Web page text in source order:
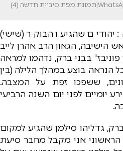
WhatsApp Image 2021-11-26 at 09.46.02|‏‏‫תמונת מפת ‫סיביות ‫חדשה (4)
יהודים שהגיעו הבוקר (שישי)
הישיבה, הגאון הרב אהרן לייב
בבני ברק, נדהמו למראה
הנראה בוצע במהלך הלילה (בין
ששפכו זפת על המצבה.
יומיים לפני יום השנה הרביעי
גדליהו סילמן שהגיע למקום
הראשוני אני מקבל מחבר סיעת